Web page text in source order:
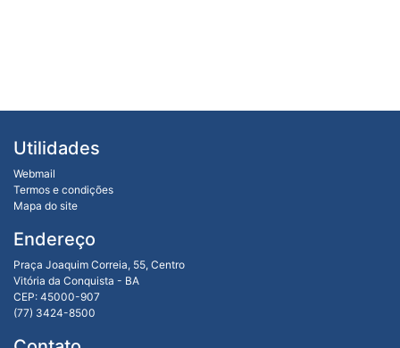
Utilidades
Webmail
Termos e condições
Mapa do site
Endereço
Praça Joaquim Correia, 55, Centro
Vitória da Conquista - BA
CEP: 45000-907
(77) 3424-8500